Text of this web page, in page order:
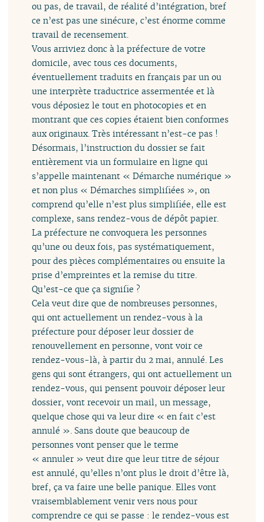
ou pas, de travail, de réalité d’intégration, bref
ce n’est pas une sinécure, c’est énorme comme
travail de recensement.
Vous arriviez donc à la préfecture de votre
domicile, avec tous ces documents,
éventuellement traduits en français par un ou
une interprète traductrice assermentée et là
vous déposiez le tout en photocopies et en
montrant que ces copies étaient bien conformes
aux originaux. Très intéressant n’est-ce pas !
Désormais, l’instruction du dossier se fait
entièrement via un formulaire en ligne qui
s’appelle maintenant « Démarche numérique »
et non plus « Démarches simplifiées », on
comprend qu’elle n’est plus simplifiée, elle est
complexe, sans rendez-vous de dépôt papier.
La préfecture ne convoquera les personnes
qu’une ou deux fois, pas systématiquement,
pour des pièces complémentaires ou ensuite la
prise d’empreintes et la remise du titre.
Qu’est-ce que ça signifie ?
Cela veut dire que de nombreuses personnes,
qui ont actuellement un rendez-vous à la
préfecture pour déposer leur dossier de
renouvellement en personne, vont voir ce
rendez-vous-là, à partir du 2 mai, annulé. Les
gens qui sont étrangers, qui ont actuellement un
rendez-vous, qui pensent pouvoir déposer leur
dossier, vont recevoir un mail, un message,
quelque chose qui va leur dire « en fait c’est
annulé ». Sans doute que beaucoup de
personnes vont penser que le terme
« annuler » veut dire que leur titre de séjour
est annulé, qu’elles n’ont plus le droit d’être là,
bref, ça va faire une belle panique. Elles vont
vraisemblablement venir vers nous pour
comprendre ce qui se passe : le rendez-vous est